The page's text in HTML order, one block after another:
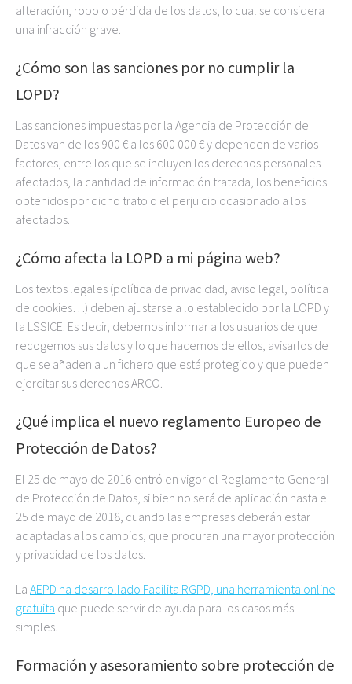
alteración, robo o pérdida de los datos, lo cual se considera
una infracción grave.
¿Cómo son las sanciones por no cumplir la
LOPD?
Las sanciones impuestas por la Agencia de Protección de
Datos van de los 900 € a los 600 000 € y dependen de varios
factores, entre los que se incluyen los derechos personales
afectados, la cantidad de información tratada, los beneficios
obtenidos por dicho trato o el perjuicio ocasionado a los
afectados.
¿Cómo afecta la LOPD a mi página web?
Los textos legales (política de privacidad, aviso legal, política
de cookies…) deben ajustarse a lo establecido por la LOPD y
la LSSICE. Es decir, debemos informar a los usuarios de que
recogemos sus datos y lo que hacemos de ellos, avisarlos de
que se añaden a un fichero que está protegido y que pueden
ejercitar sus derechos ARCO.
¿Qué implica el nuevo reglamento Europeo de
Protección de Datos?
El 25 de mayo de 2016 entró en vigor el Reglamento General
de Protección de Datos, si bien no será de aplicación hasta el
25 de mayo de 2018, cuando las empresas deberán estar
adaptadas a los cambios, que procuran una mayor protección
y privacidad de los datos.
La AEPD ha desarrollado Facilita RGPD, una herramienta online
gratuita que puede servir de ayuda para los casos más
simples.
Formación y asesoramiento sobre protección de